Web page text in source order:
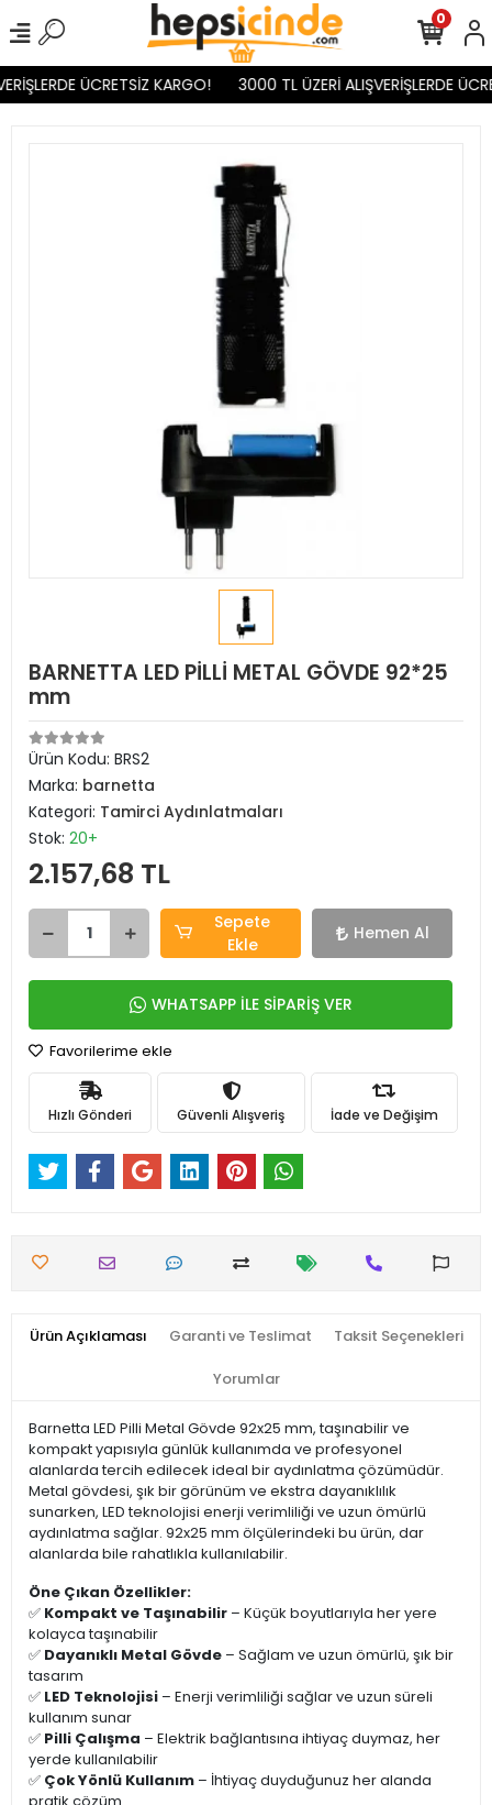
ÜCRETSİZ KARGO! 3000 TL ÜZERİ ALIŞVERİŞLERDE
0
BARNETTA LED PİLLİ METAL GÖVDE 92*25
mm
Ürün Kodu: BRS2
Marka: barnetta
Kategori: Tamirci Aydınlatmaları
Stok: 20+
2.157,68 TL
Sepete
Ekle
Hemen Al
WHATSAPP İLE SİPARİŞ VER
Favorilerime ekle
Hızlı Gönderi Güvenli Alışveriş İade ve Değişim
Ürün Açıklaması Garanti ve Teslimat Taksit Seçenekleri
Yorumlar
Barnetta LED Pilli Metal Gövde 92x25 mm, taşınabilir ve
kompakt yapısıyla günlük kullanımda ve profesyonel
alanlarda tercih edilecek ideal bir aydınlatma çözümüdür.
Metal gövdesi, şık bir görünüm ve ekstra dayanıklılık
sunarken, LED teknolojisi enerji verimliliği ve uzun ömürlü
aydınlatma sağlar. 92x25 mm ölçülerindeki bu ürün, dar
alanlarda bile rahatlıkla kullanılabilir.
Öne Çıkan Özellikler:
✅ Kompakt ve Taşınabilir – Küçük boyutlarıyla her yere
kolayca taşınabilir
✅ Dayanıklı Metal Gövde – Sağlam ve uzun ömürlü, şık bir
tasarım
✅ LED Teknolojisi – Enerji verimliliği sağlar ve uzun süreli
kullanım sunar
✅ Pilli Çalışma – Elektrik bağlantısına ihtiyaç duymaz, her
yerde kullanılabilir
✅ Çok Yönlü Kullanım – İhtiyaç duyduğunuz her alanda